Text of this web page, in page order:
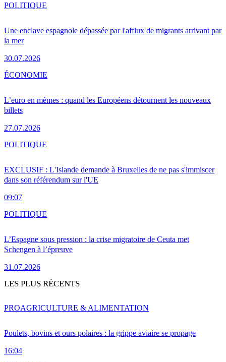
Une enclave espagnole dépassée par l'afflux de migrants arrivant par
la mer
30.07.2026
POLITIQUE
L’euro en mèmes : quand les Européens détournent les nouveaux
billets
27.07.2026
ÉCONOMIE
EXCLUSIF : L'Islande demande à Bruxelles de ne pas s'immiscer
dans son référendum sur l'UE
09:07
POLITIQUE
L’Espagne sous pression : la crise migratoire de Ceuta met
Schengen à l’épreuve
31.07.2026
POLITIQUE
LES PLUS RÉCENTS
Poulets, bovins et ours polaires : la grippe aviaire se propage
16:04
PROAGRICULTURE & ALIMENTATION